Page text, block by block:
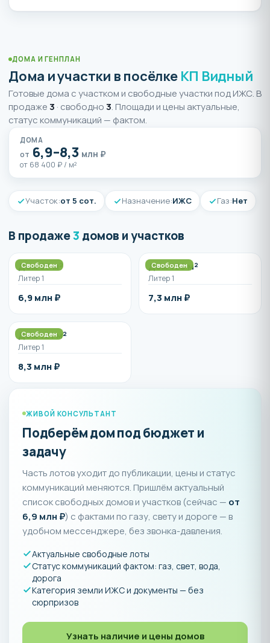
ДОМА И ГЕНПЛАН
Дома и участки в посёлке КП Видный
Готовые дома с участком и свободные участки под ИЖС. В
продаже3 · свободно3. Площади и цены актуальные,
статус коммуникаций — фактом.
ДОМА
от 6,9–8,3 млн ₽
от 68 400 ₽ / м²
Участок:от 5 сот. Назначение:ИЖС Газ:Нет
В продаже3 домов и участков
Свободен
Дом 97 м²
Литер 1
6,9 млн ₽
Свободен
Дом 105 м²
Литер 1
7,3 млн ₽
Свободен
Дом 121 м²
Литер 1
8,3 млн ₽
ЖИВОЙ КОНСУЛЬТАНТ
Подберём дом под бюджет и
задачу
Часть лотов уходит до публикации, цены и статус
коммуникаций меняются. Пришлём актуальный
список свободных домов и участков (сейчас — от
6,9 млн ₽) с фактами по газу, свету и дороге — в
удобном мессенджере, без звонка-давления.
Актуальные свободные лоты
Статус коммуникаций фактом: газ, свет, вода,
дорога
Категория земли ИЖС и документы — без
сюрпризов
Узнать наличие и цены домов